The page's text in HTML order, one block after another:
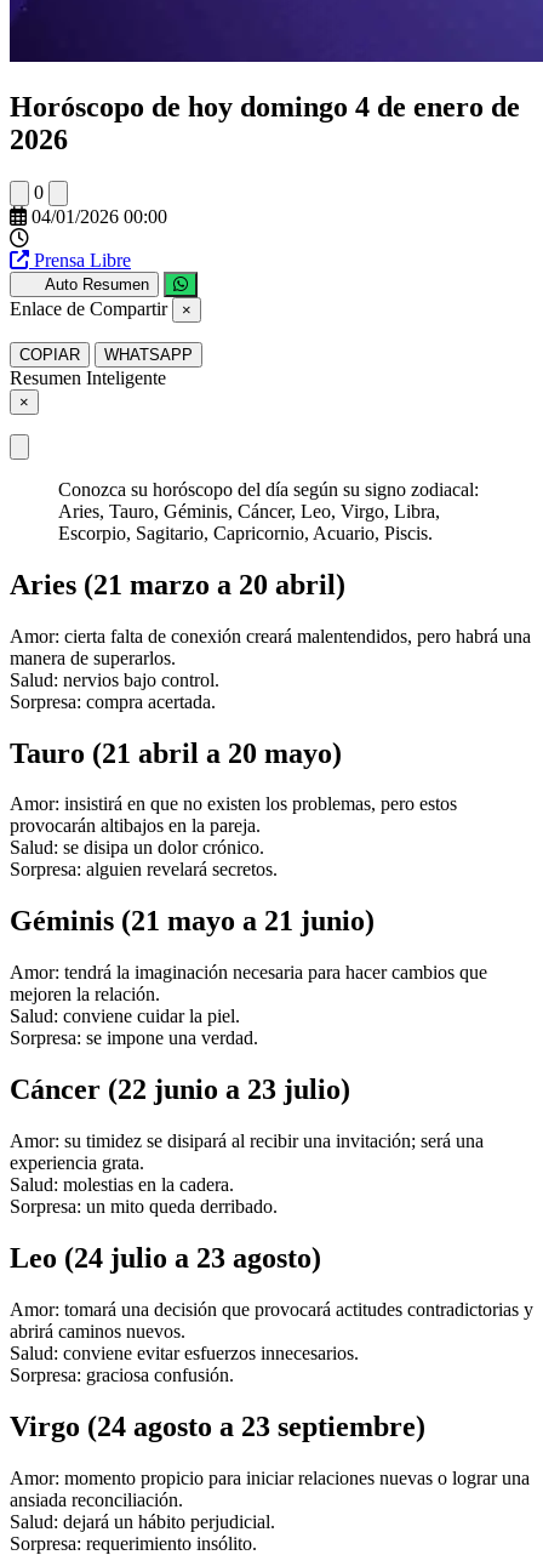
Horóscopo de hoy domingo 4 de enero de
2026
0
04/01/2026 00:00
Prensa Libre
Auto Resumen
Enlace de Compartir ×
COPIAR WHATSAPP
Resumen Inteligente
×
Conozca su horóscopo del día según su signo zodiacal:
Aries, Tauro, Géminis, Cáncer, Leo, Virgo, Libra,
Escorpio, Sagitario, Capricornio, Acuario, Piscis.
Aries (21 marzo a 20 abril)
Amor: cierta falta de conexión creará malentendidos, pero habrá una
manera de superarlos.
Salud: nervios bajo control.
Sorpresa: compra acertada.
Tauro (21 abril a 20 mayo)
Amor: insistirá en que no existen los problemas, pero estos
provocarán altibajos en la pareja.
Salud: se disipa un dolor crónico.
Sorpresa: alguien revelará secretos.
Géminis (21 mayo a 21 junio)
Amor: tendrá la imaginación necesaria para hacer cambios que
mejoren la relación.
Salud: conviene cuidar la piel.
Sorpresa: se impone una verdad.
Cáncer (22 junio a 23 julio)
Amor: su timidez se disipará al recibir una invitación; será una
experiencia grata.
Salud: molestias en la cadera.
Sorpresa: un mito queda derribado.
Leo (24 julio a 23 agosto)
Amor: tomará una decisión que provocará actitudes contradictorias y
abrirá caminos nuevos.
Salud: conviene evitar esfuerzos innecesarios.
Sorpresa: graciosa confusión.
Virgo (24 agosto a 23 septiembre)
Amor: momento propicio para iniciar relaciones nuevas o lograr una
ansiada reconciliación.
Salud: dejará un hábito perjudicial.
Sorpresa: requerimiento insólito.